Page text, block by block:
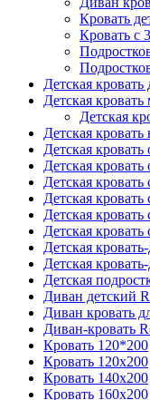
Кровать
Кровать с
Детская
Детская
Детская
Детская
Детская
Детская
Детская
Детская
Детская
Детская
Детская
Детская
Детская
Диван детский
Диван кровать
Диван-кровать
Кровать 120*200
Кровать 120x200
Кровать 140x200
Кровать 160x200